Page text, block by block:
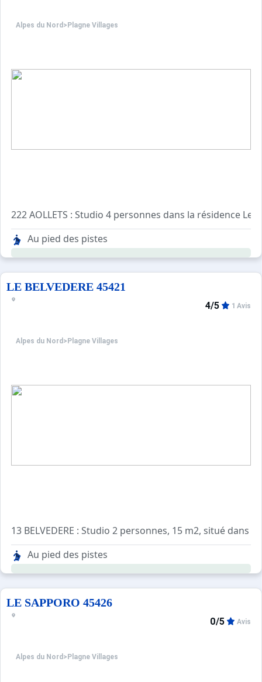
Alpes du Nord > Plagne Villages
222 AOLLETS : Studio 4 personnes dans la résidence
Kitchenette : 2 plaques électriques, four, micro ondes
Séjour : 1 clic clac 2 personnes, 2 lits superposés. TV
Salle de bains : Lavabo, douche, WC
Au pied des pistes
LE BELVEDERE 45421
Alpes du Nord > Plagne Villages
4/5 1 Avis
13 BELVEDERE : Studio 2 personnes, 15 m2, situé
Kitchenette dans l'entrée avec 2 plaques électriques,
Séjour : 1 lit peigne 2 personnes. TV
Salle d'eau avec lavabo, douche WC
Au pied des pistes
LE SAPPORO 45426
Alpes du Nord > Plagne Villages
0/5 Avis